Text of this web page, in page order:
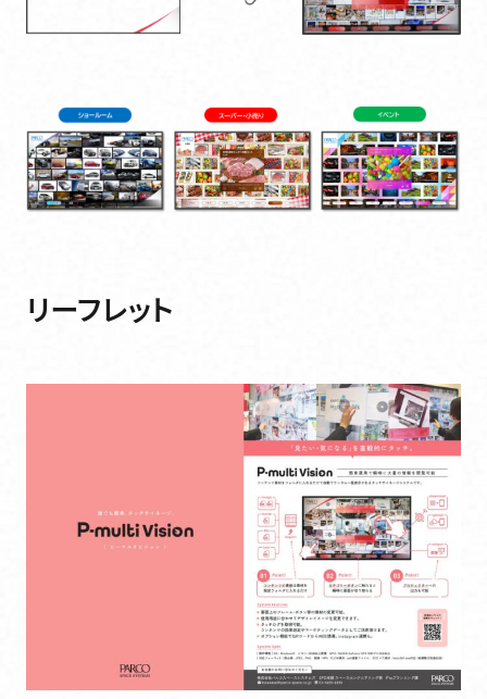
リーフレット